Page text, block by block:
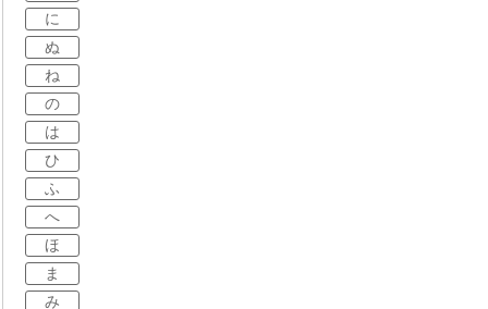
に
ぬ
ね
の
は
ひ
ふ
へ
ほ
ま
み